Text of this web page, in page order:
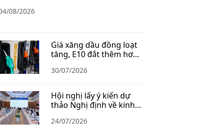
08/2026
Giá xăng dầu đồng loạt
tăng, E10 đắt thêm hơn
1.400 đồng/lít
30/07/2026
Hội nghị lấy ý kiến dự
thảo Nghị định về kinh
doanh xăng dầu
24/07/2026